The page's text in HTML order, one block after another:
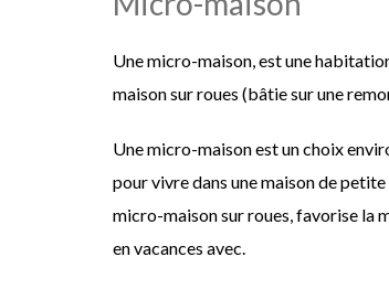
Une micro-maison, est une
maison sur roues (bâtie sur une
Une micro-maison est un choix
pour vivre dans une maison de
micro-maison sur roues, favorise la
en vacances avec.